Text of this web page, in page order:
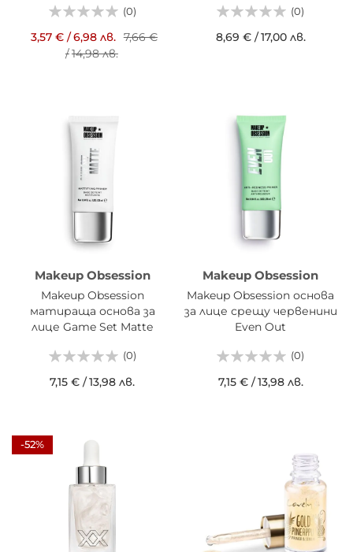
(0)
3,57 €/6,98 лв. 7,66 €
/14,98 лв.
(0)
8,69 €/17,00 лв.
Makeup Obsession
Makeup Obsession
матираща основа за
лице Game Set Matte
(0)
7,15 € /13,98 лв.
Makeup Obsession
Makeup Obsession основа
за лице срещу червенини
Even Out
(0)
7,15 €/13,98 лв.
-52%